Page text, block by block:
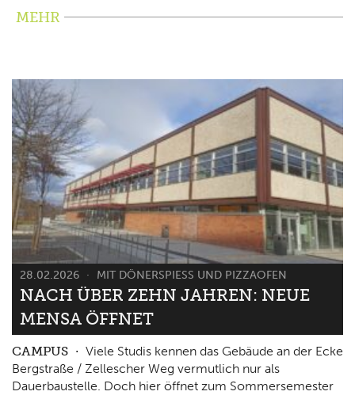
MEHR
28.02.2026 MIT DÖNERSPIESS UND PIZZAOFEN
NACH ÜBER ZEHN JAHREN: NEUE
MENSA ÖFFNET
CAMPUS
Viele Studis kennen das Gebäude an der Ecke
Bergstraße / Zellescher Weg vermutlich nur als
Dauerbaustelle. Doch hier öffnet zum Sommersemester